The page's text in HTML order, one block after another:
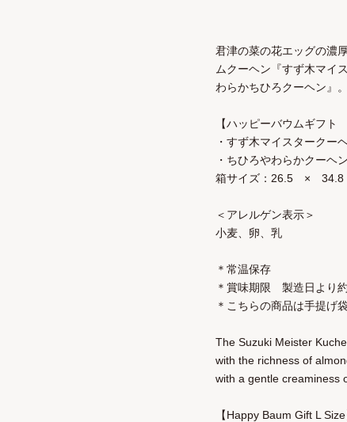
君津の菜の花エッグの濃
ムクーヘン『すず木マイ
わらかちひろクーヘン』
【ハッピーバウムギフト
・すず木マイスタークー
・ちひろやわらかクーヘ
箱サイズ：26.5 ×
＜アレルゲン表示＞
小麦、卵、乳
＊常温保存
＊賞味期限 製造日より
＊こちらの商品は手提げ
The Suzuki Meister
with the richness of
with a gentle creaminess
【Happy Baum Gift L Size